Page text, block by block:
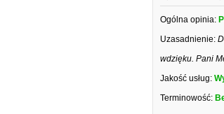
Ogólna opinia:
Uzasadnienie:
wdzięku. Pani
Jakość usług:
Terminowość: